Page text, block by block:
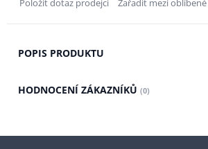
Položit dotaz prodejci Zařadit mezi oblíbené
POPIS PRODUKTU
HODNOCENÍ ZÁKAZNÍKŮ (0)